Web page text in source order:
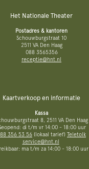
Het Nationale Theater
Postadres & kantoren
Schouwburgstraat 10
2511 VA Den Haag
088 3565356
receptie@hnt.nl
Kaartverkoop en informatie
Kassa
8, 2511 VA Den Haag
di t/m vr 14:00 - 18:00 uur
356 53 56 (lokaal tarief) Teletolk
service@hnt.nl
ma t/m za 14:00 - 18:00 uur